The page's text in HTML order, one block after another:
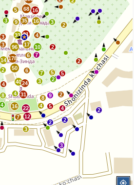
16
22
7
12
3
4
8
5
9 2
4
2
2
3
2
2
2
3
10 2
7
3
5
5
2
31
24
6
40
50
4
4
4
8
2
14
3
3
96
33 21
17
178 6 7
4
16
35
68 16
5
9
3